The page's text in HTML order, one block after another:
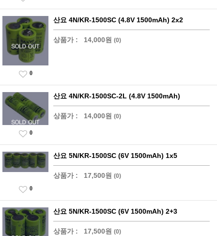
산요 4N/KR-1500SC (4.8V 1500mAh) 2x2
상품가 : 14,000원 (0)
0
산요 4N/KR-1500SC-2L (4.8V 1500mAh)
상품가 : 14,000원 (0)
0
산요 5N/KR-1500SC (6V 1500mAh) 1x5
상품가 : 17,500원 (0)
0
산요 5N/KR-1500SC (6V 1500mAh) 2+3
상품가 : 17,500원 (0)